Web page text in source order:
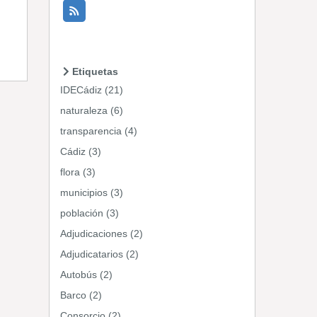
Etiquetas
IDECádiz (21)
naturaleza (6)
transparencia (4)
Cádiz (3)
flora (3)
municipios (3)
población (3)
Adjudicaciones (2)
Adjudicatarios (2)
Autobús (2)
Barco (2)